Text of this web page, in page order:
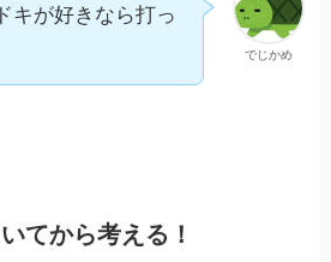
でじかめ
キが好きなら打っ
てから考える！